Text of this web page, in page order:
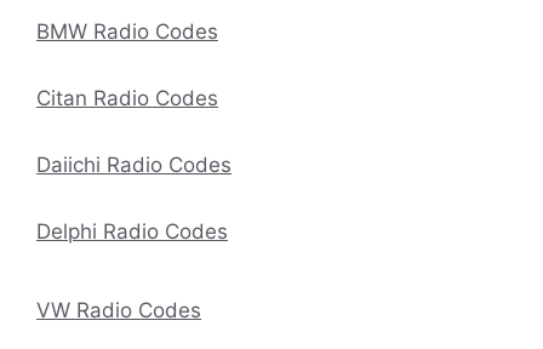
BMW Radio Codes
Citan Radio Codes
Daiichi Radio Codes
Delphi Radio Codes
VW Radio Codes